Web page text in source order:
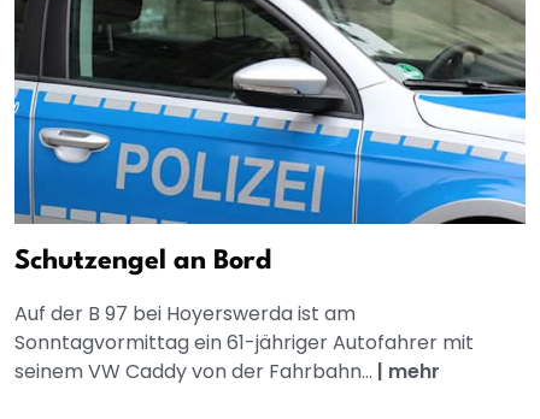
Schutzengel an Bord
Auf der B 97 bei Hoyerswerda ist am
Sonntagvormittag ein 61-jähriger Autofahrer mit
seinem VW Caddy von der Fahrbahn... | mehr